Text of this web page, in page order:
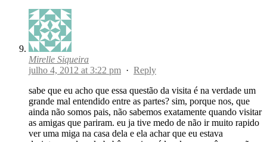
Mirelle Siqueira
julho 4, 2012 at 3:22 pm · Reply
sabe que eu acho que essa questão da visita é na verdade um
grande mal entendido entre as partes? sim, porque nos, que
ainda não somos pais, não sabemos exatamente quando visitar
as amigas que pariram. eu ja tive medo de não ir muito rapido
ver uma miga na casa dela e ela achar que eu estava